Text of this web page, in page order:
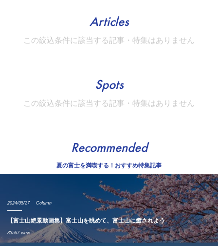
Articles
この絞込条件に該当する記事・特集はありません
Spots
この絞込条件に該当する記事・特集はありません
Recommended
夏の富士を満喫する！おすすめ特集記事
2024/05/27 Column
【富士山絶景動画集】富士山を眺めて、富士山に癒されよう
33567 view